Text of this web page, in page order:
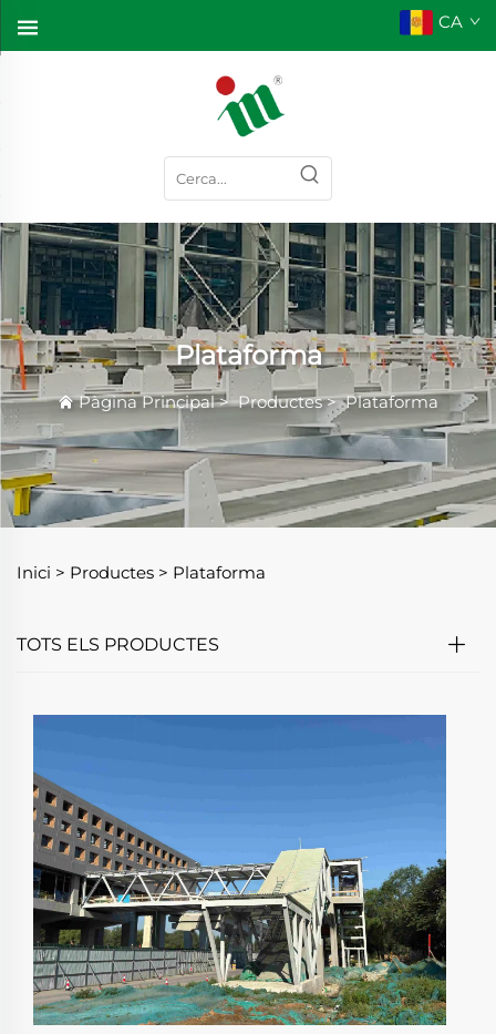
CA
Plataforma
Pàgina Principal>Productes>Plataforma
Inici > Productes > Plataforma
TOTS ELS PRODUCTES